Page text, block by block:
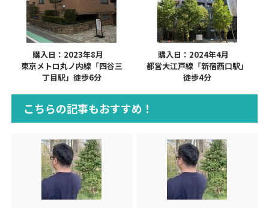
購入日：2023年8月
東京メトロ丸ノ内線「四谷三
丁目駅」徒歩6分
購入日：2024年4月
都営大江戸線「新宿西口駅」
徒歩4分
こちらの記事もおすすめ！